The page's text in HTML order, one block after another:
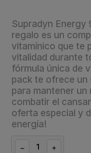
Supradyn Energy
regalo es un
vitamínico que te
vitalidad durante
fórmula única de
pack te ofrece un
para mantener
combatir el
oferta especial y
energía!